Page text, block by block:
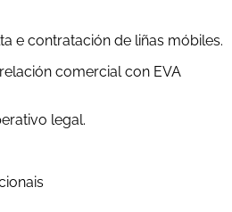
e contratación de liñas móbiles.
comercial con EVA
legal.